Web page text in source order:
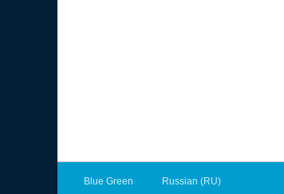
Blue Green Russian (RU)